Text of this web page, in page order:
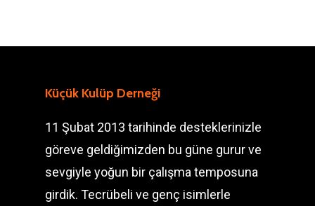
Küçük Kulüp Derneği
11 Şubat 2013 tarihinde desteklerinizle
göreve geldiğimizden bu güne gurur ve
sevgiyle yoğun bir çalışma temposuna
girdik. Tecrübeli ve genç isimlerle